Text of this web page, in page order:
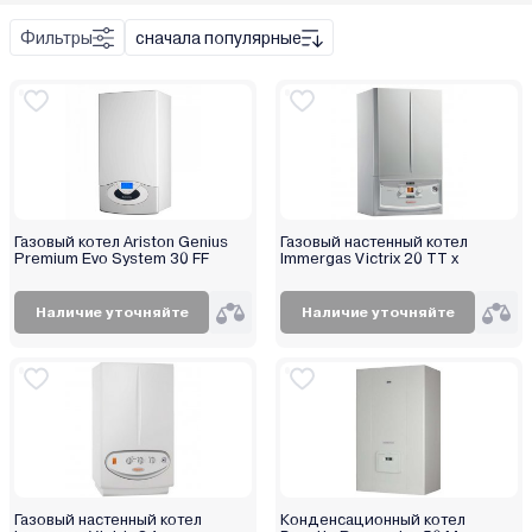
Bosch (Бош)
Buderus
De Dietrich
Defro
Devotion
E.C.A
Ferroli
Fondital
Твердое
Газ
Сеть
Фильтры сначала популярные
Газовый котел Ariston Genius
Premium Evo System 30 FF
Наличие уточняйте
Газовый настенный котел
Immergas Victrix 20 TT x
Наличие уточняйте
Газовый настенный котел
Конденсационный котел